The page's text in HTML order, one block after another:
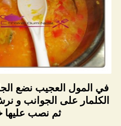
في المول العجيب نضع
الكلمار على الجوانب و
ثم نصب عليها